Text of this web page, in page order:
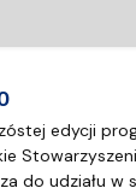
edycji
do udziału w